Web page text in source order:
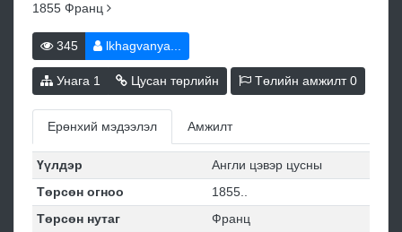
1855 Франц
345 lkhagvanya...
Унага 1 Цусан төрлийн Төлийн амжилт0
Ерөнхий мэдээлэл Амжилт
Үүлдэр
Англи цэвэр цусны
Төрсөн огноо
1855..
Төрсөн нутаг
Франц